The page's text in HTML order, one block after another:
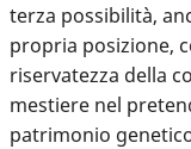
terza possibilità,
propria posizione,
riservatezza della
mestiere nel
patrimonio